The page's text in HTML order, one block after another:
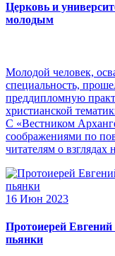
Церковь и
молодым
Молодой человек,
специальность,
преддипломную
христианской
С «Вестником
соображениями по
читателям о
16 Июн 2023
Протоиерей
пьянки